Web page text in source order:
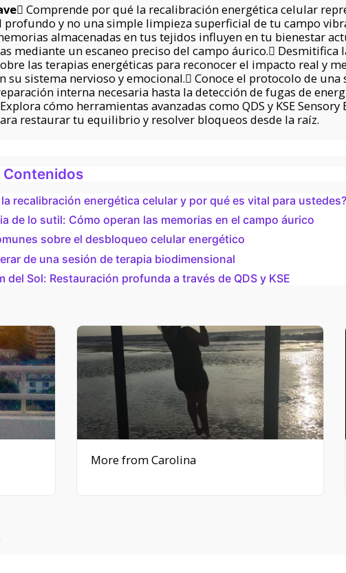
 Comprende por qué la recalibración energética celular
y no una simple limpieza superficial de tu campo
almacenadas en tus tejidos influyen en tu bienestar
mediante un escaneo preciso del campo áurico. Desmitifica
las terapias energéticas para reconocer el impacto real y
su sistema nervioso y emocional. Conoce el protocolo de
interna necesaria hasta la detección de fugas de
cómo herramientas avanzadas como QDS y KSE
restaurar tu equilibrio y resolver bloqueos desde la raíz.
Contenidos
la recalibración energética celular y por qué es vital para ustedes?
de lo sutil: Cómo operan las memorias en el campo áurico
sobre el desbloqueo celular energético
de una sesión de terapia biodimensional
del Sol: Restauración profunda a través de QDS y KSE
More from Carolina